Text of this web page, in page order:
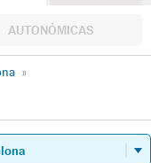
AUTONÓMICAS
»